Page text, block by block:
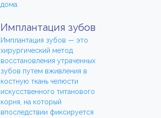
дома.
Имплантация зубов
Имплантация зубов — это
хирургический метод
восстановления утраченных
зубов путем вживления в
костную ткань челюсти
искусственного титанового
корня, на который
впоследствии фиксируется